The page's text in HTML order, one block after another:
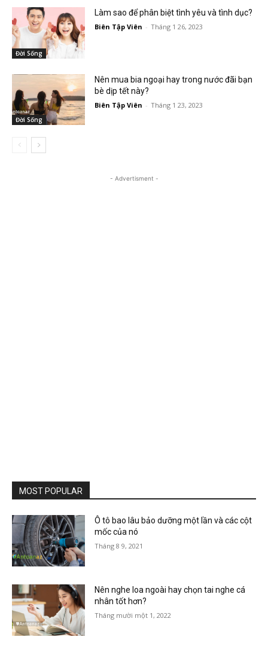
Đời Sống
Làm sao để phân biệt tình yêu và tình dục?
Biên Tập Viên - Tháng 1 26, 2023
Đời Sống
Nên mua bia ngoại hay trong nước đãi bạn
bè dịp tết này?
Biên Tập Viên - Tháng 1 23, 2023
- Advertisment -
MOST POPULAR
Ô tô bao lâu bảo dưỡng một lần và các cột
mốc của nó
Tháng 8 9, 2021
Nên nghe loa ngoài hay chọn tai nghe cá
nhân tốt hơn?
Tháng mười một 1, 2022